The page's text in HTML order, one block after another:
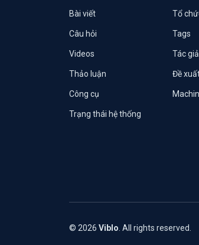
Bài viết Tổ
Câu hỏi Tags
Videos Tác giả
Thảo luận Đề
Công cụ
Trạng thái hệ thống
© 2026 Viblo . All rights reserved.